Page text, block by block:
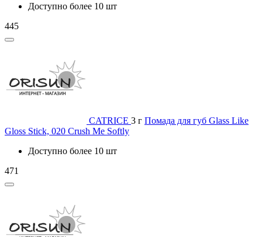
Доступно более 10 шт
445
CATRICE 3 г Помада для губ Glass Like
Gloss Stick, 020 Crush Me Softly
Доступно более 10 шт
471